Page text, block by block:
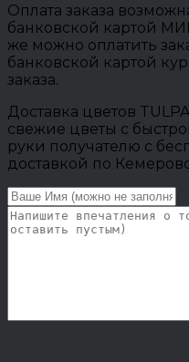
Оплата заказа
банковской картой
же можно оплатить
банковской картой
заказа.
Доставка цветов
свежие цветы с
руки получателю с
доставкой по